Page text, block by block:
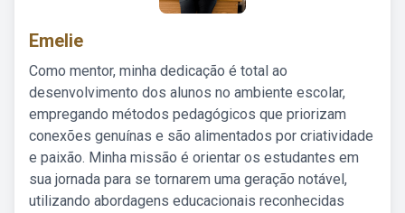
Emelie
Como mentor, minha dedicação é total ao
desenvolvimento dos alunos no ambiente escolar,
empregando métodos pedagógicos que priorizam
conexões genuínas e são alimentados por criatividade
e paixão. Minha missão é orientar os estudantes em
sua jornada para se tornarem uma geração notável,
utilizando abordagens educacionais reconhecidas